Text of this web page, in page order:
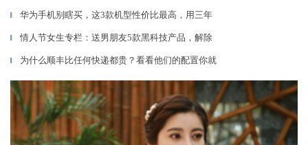
▎ 华为手机别瞎买，这3款机型性价比最高，用三年
▎ 情人节女生专栏：送男朋友5款黑科技产品，解除
▎ 为什么顺丰比任何快递都贵？看看他们的配置你就